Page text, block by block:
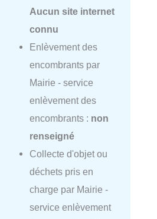
Aucun site internet
connu
Enlèvement des
encombrants par
Mairie - service
enlèvement des
encombrants : non
renseigné
Collecte d'objet ou
déchets pris en
charge par Mairie -
service enlèvement